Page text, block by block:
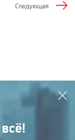
Следующая